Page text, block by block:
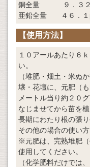
銅全量 ９．３２
亜鉛全量 ４６．１
【使用方法】
１０アールあたり６
い。
（堆肥・畑土・米ぬ
壌・花壇に、元肥（
メートル当り約２０
なじませてから苗を植
長期にわたり根の張
その他の場合の使い
※元肥は、完熟堆肥
使用してください。
（化学肥料だけでは